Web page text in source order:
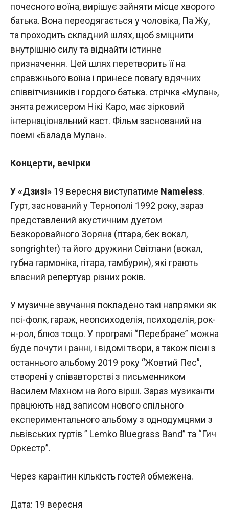
почесного воїна, вирішує зайняти місце хворого
батька. Вона переодягається у чоловіка, Па Жу,
та проходить складний шлях, щоб зміцнити
внутрішню силу та віднайти істинне
призначення. Цей шлях перетворить її на
справжнього воїна і принесе повагу вдячних
співвітчизників і гордого батька. стрічка «Мулан»,
знята режисером Нікі Каро, має зірковий
інтернаціональний каст. Фільм заснований на
поемі «Балада Мулан».
Концерти, вечірки
У «Дзизі» 19 вересня виступатиме Nameless.
Гурт, заснований у Тернополі 1992 року, зараз
представлений акустичним дуетом
Безкоровайного Зоряна (гітара, бек вокал,
songrighter) та його дружини Світлани (вокал,
губна гармоніка, гітара, тамбурин), які грають
власний репертуар різних років.
У музичне звучання покладено такі напрямки як
псі-фолк, гараж, неопсиходелія, психоделія, рок-
н-рол, блюз тощо. У програмі “Перебране” можна
буде почути і ранні, і відомі твори, а також пісні з
останнього альбому 2019 року “Жовтий Пес”,
створені у співавторстві з письменником
Василем Махном на його вірші. Зараз музиканти
працюють над записом нового спільного
експериментального альбому з однодумцями з
львівських гуртів ” Lemko Bluegrass Band” та “Гич
Оркестр”.
Через карантин кількість гостей обмежена.
Дата: 19 вересня